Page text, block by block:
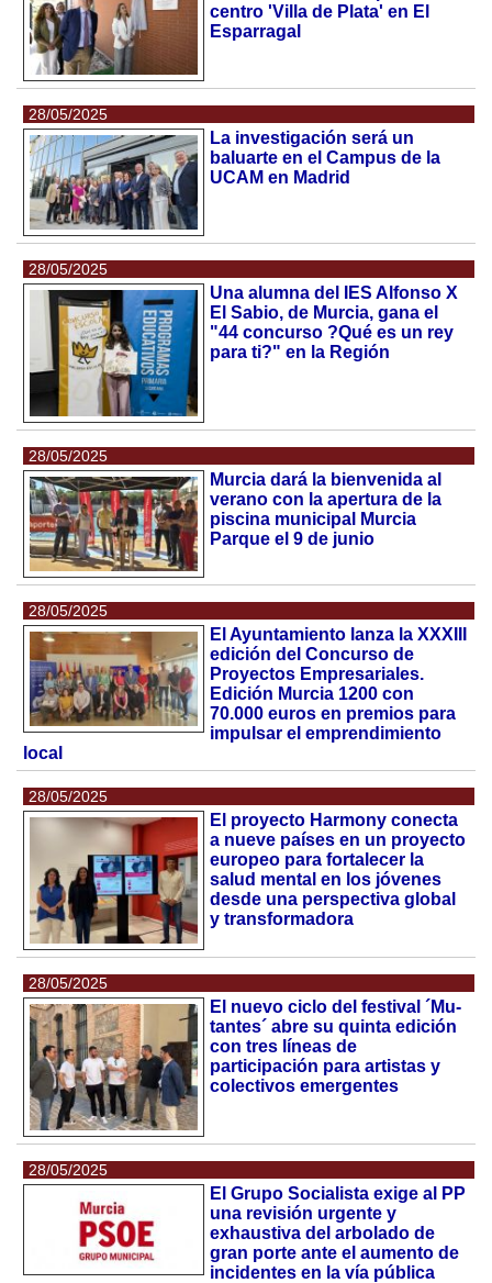
centro 'Villa de Plata' en El
Esparragal
28/05/2025
La investigación será un
baluarte en el Campus de la
UCAM en Madrid
28/05/2025
Una alumna del IES Alfonso X
El Sabio, de Murcia, gana el
"44 concurso ?Qué es un rey
para ti?" en la Región
28/05/2025
Murcia dará la bienvenida al
verano con la apertura de la
piscina municipal Murcia
Parque el 9 de junio
28/05/2025
El Ayuntamiento lanza la XXXIII
edición del Concurso de
Proyectos Empresariales.
Edición Murcia 1200 con
70.000 euros en premios para
impulsar el emprendimiento
local
28/05/2025
El proyecto Harmony conecta
a nueve países en un proyecto
europeo para fortalecer la
salud mental en los jóvenes
desde una perspectiva global
y transformadora
28/05/2025
El nuevo ciclo del festival ´Mu-
tantes´ abre su quinta edición
con tres líneas de
participación para artistas y
colectivos emergentes
28/05/2025
El Grupo Socialista exige al PP
una revisión urgente y
exhaustiva del arbolado de
gran porte ante el aumento de
incidentes en la vía pública